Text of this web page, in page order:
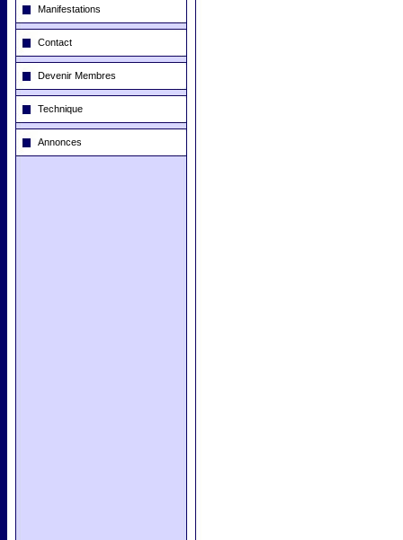
Manifestations
Contact
Devenir Membres
Technique
Annonces